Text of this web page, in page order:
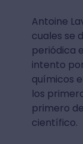
Antoine
cuales se
periódica
intento
químicos
los
primero
científico.